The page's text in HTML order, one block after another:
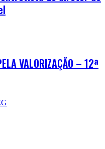
VALORIZAÇÃO – 12ª